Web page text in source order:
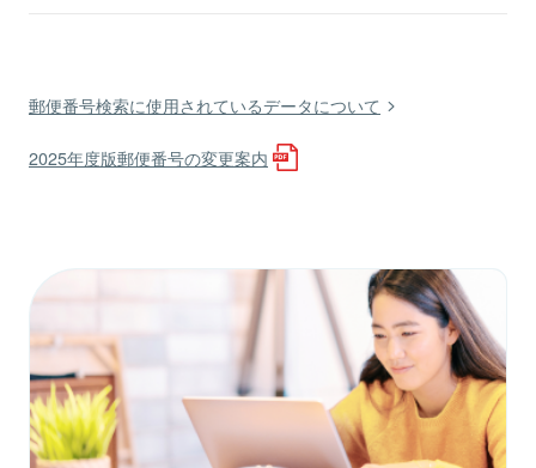
郵便番号検索に使用されているデータについて
2025年度版郵便番号の変更案内